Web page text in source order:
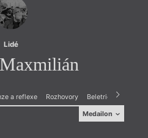
Lidé
a reflexe Rozhovory Beletrie
Medailon